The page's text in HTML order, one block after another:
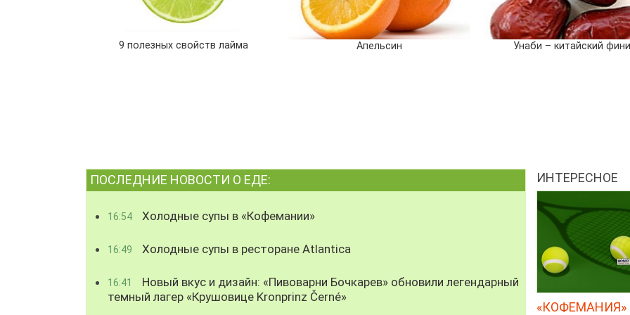
9 полезных свойств лайма Апельсин Унаби – китайский
ПОСЛЕДНИЕ НОВОСТИ О ЕДЕ:
16:54 Холодные супы в «Кофемании»
16:49 Холодные супы в ресторане Atlantica
16:41
Новый вкус и дизайн: «Пивоварни Бочкарев» обновили легендарный
темный лагер «Крушовице Kronprinz Černé»
ИНТЕРЕСНОЕ
«КОФЕМАНИЯ»